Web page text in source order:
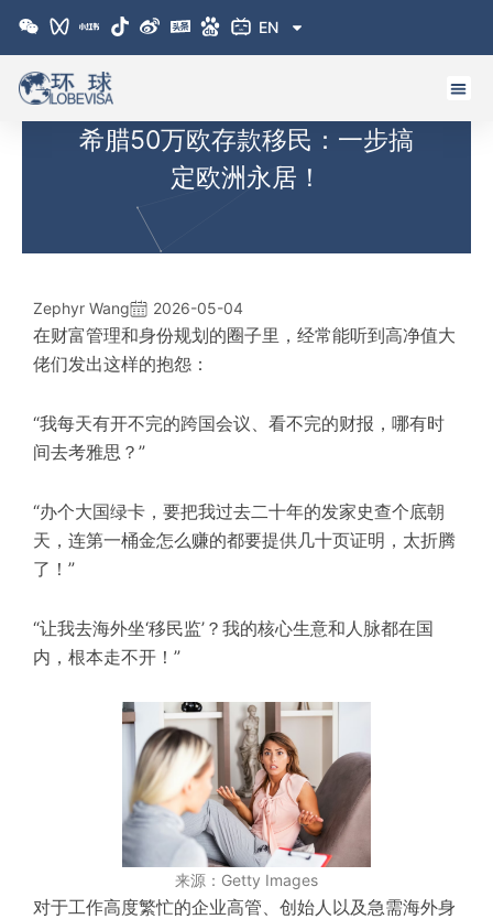
EN
希腊50万欧存款移民：一步搞
定欧洲永居！
Zephyr Wang 2026-05-04
在财富管理和身份规划的圈子里，经常能听到高净值大
佬们发出这样的抱怨：
“我每天有开不完的跨国会议、看不完的财报，哪有时
间去考雅思？”
“办个大国绿卡，要把我过去二十年的发家史查个底朝
天，连第一桶金怎么赚的都要提供几十页证明，太折腾
了！”
“让我去海外坐‘移民监’？我的核心生意和人脉都在国
内，根本走不开！”
来源：Getty Images
对于工作高度繁忙的企业高管、创始人以及急需海外身